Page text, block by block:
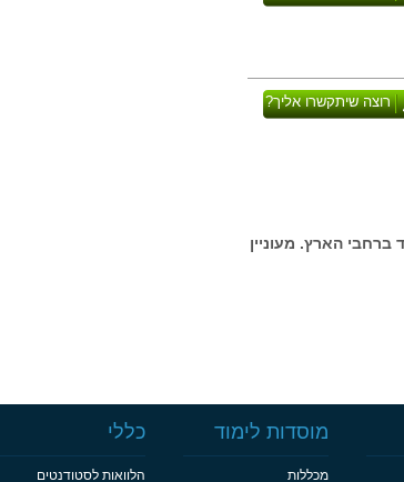
רוצה שיתקשרו אליך?
בתחום , ב-3 מוסדות לימוד ברחבי הארץ. מעוניין
מוסדות לימוד
מכללות
כללי
הלוואות לסטודנטים